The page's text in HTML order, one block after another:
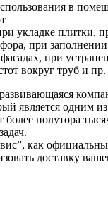
в
укладке плитки,
при
при
вокруг труб и пр.
является одним
более полутора
как
доставку